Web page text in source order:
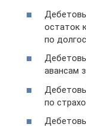
остаток
по
авансам
по